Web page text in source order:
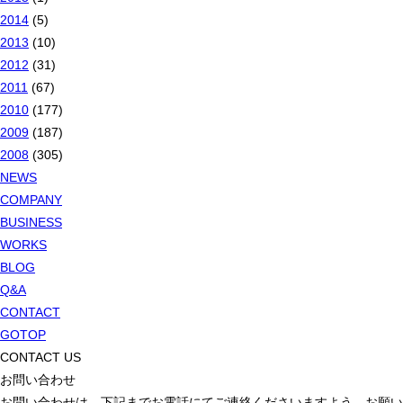
2014 (5)
2013 (10)
2012 (31)
2011 (67)
2010 (177)
2009 (187)
2008 (305)
NEWS
COMPANY
BUSINESS
WORKS
BLOG
Q&A
CONTACT
GOTOP
CONTACT US
お問い合わせ